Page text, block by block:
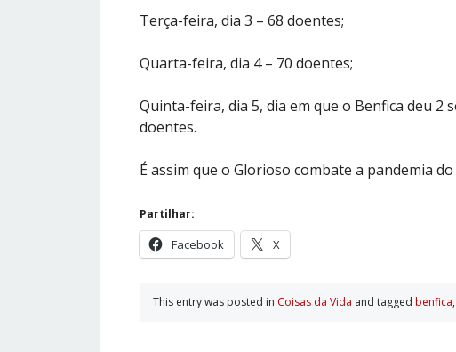
Terça-feira, dia 3 – 68 doentes;
Quarta-feira, dia 4 – 70 doentes;
Quinta-feira, dia 5, dia em que o Benfica deu 2
doentes.
É assim que o Glorioso combate a pandemia do
Partilhar:
Facebook X
This entry was posted in Coisas da Vida and tagged benfica